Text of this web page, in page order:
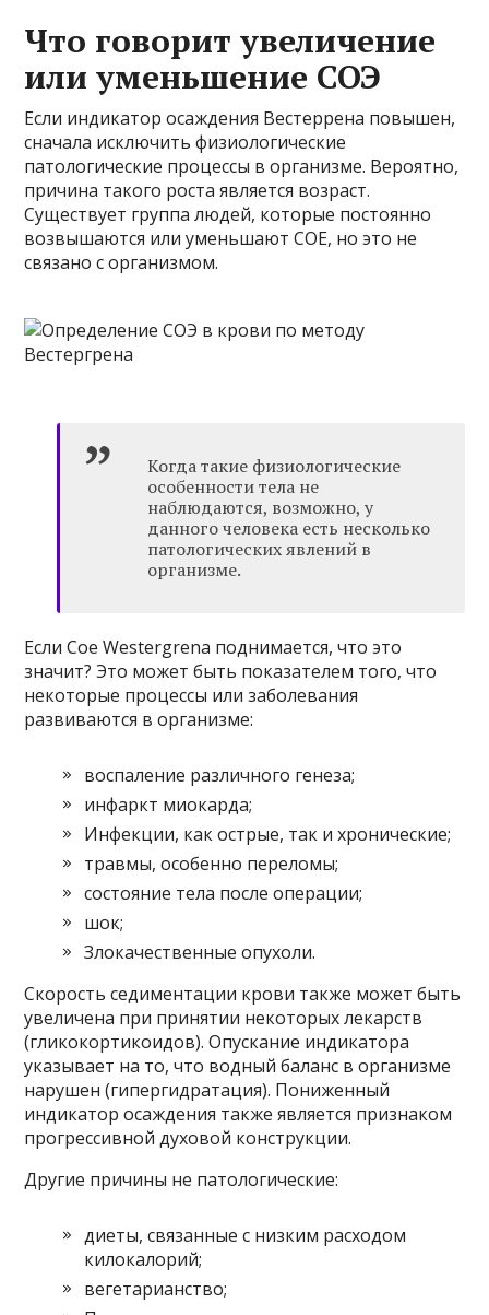
Что говорит увеличение
или уменьшение СОЭ
Если индикатор осаждения Вестеррена повышен,
сначала исключить физиологические
патологические процессы в организме. Вероятно,
причина такого роста является возраст.
Существует группа людей, которые постоянно
возвышаются или уменьшают СОЕ, но это не
связано с организмом.
Когда такие физиологические
особенности тела не
наблюдаются, возможно, у
данного человека есть несколько
патологических явлений в
организме.
Если Coe Westergrena поднимается, что это
значит? Это может быть показателем того, что
некоторые процессы или заболевания
развиваются в организме:
воспаление различного генеза;
инфаркт миокарда;
Инфекции, как острые, так и хронические;
травмы, особенно переломы;
состояние тела после операции;
шок;
Злокачественные опухоли.
Скорость седиментации крови также может быть
увеличена при принятии некоторых лекарств
(гликокортикоидов). Опускание индикатора
указывает на то, что водный баланс в организме
нарушен (гипергидратация). Пониженный
индикатор осаждения также является признаком
прогрессивной духовой конструкции.
Другие причины не патологические:
диеты, связанные с низким расходом
килокалорий;
вегетарианство;